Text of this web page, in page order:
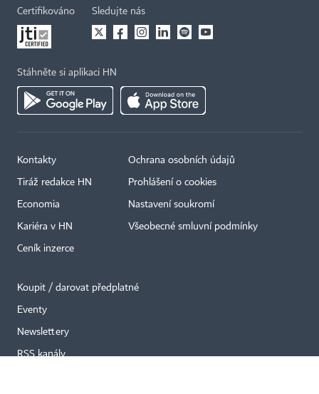
Certifikováno Sledujte nás
Stáhněte si aplikaci HN
Kontakty
Tiráž redakce HN
Economia
Kariéra v HN
Ceník inzerce
Ochrana osobních údajů
Prohlášení o cookies
Nastavení soukromí
Všeobecné smluvní podmínky
Koupit / darovat předplatné
Eventy
Newslettery
RSS kanály